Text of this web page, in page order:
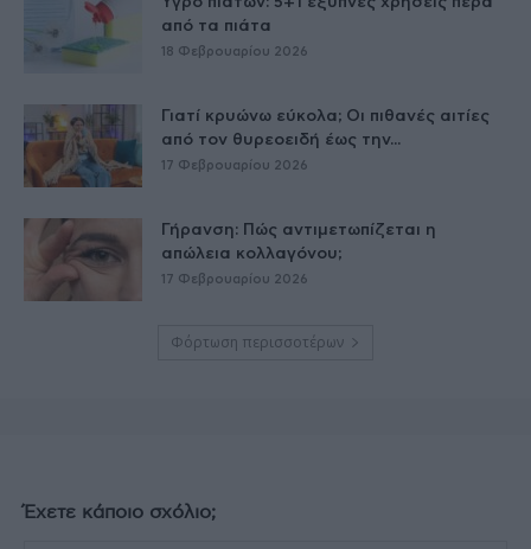
από τα πιάτα
18 Φεβρουαρίου 2026
Γιατί κρυώνω εύκολα; Οι πιθανές αιτίες
από τον θυρεοειδή έως την...
17 Φεβρουαρίου 2026
Γήρανση: Πώς αντιμετωπίζεται η
απώλεια κολλαγόνου;
17 Φεβρουαρίου 2026
Φόρτωση περισσοτέρων
Έχετε κάποιο σχόλιο;